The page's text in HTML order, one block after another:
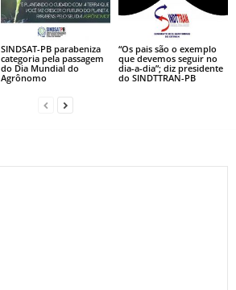
SINDSAT-PB parabeniza
categoria pela passagem
do Dia Mundial do
Agrônomo
“Os pais são o exemplo
que devemos seguir no
dia-a-dia”; diz presidente
do SINDTTRAN-PB